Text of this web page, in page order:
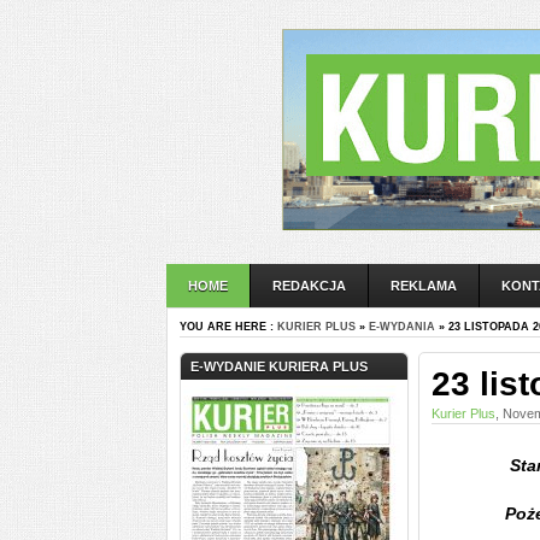
HOME REDAKCJA REKLAMA
YOU ARE HERE : KURIER PLUS » E-WYDANIA » 23 LISTOPADA
E-WYDANIE KURIERA PLUS 23
Kurier Plus ,